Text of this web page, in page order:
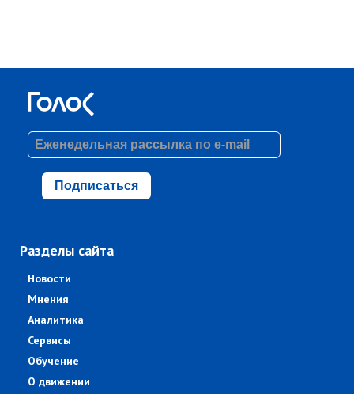
Подписаться
Разделы сайта
Новости
Мнения
Аналитика
Сервисы
Обучение
О движении